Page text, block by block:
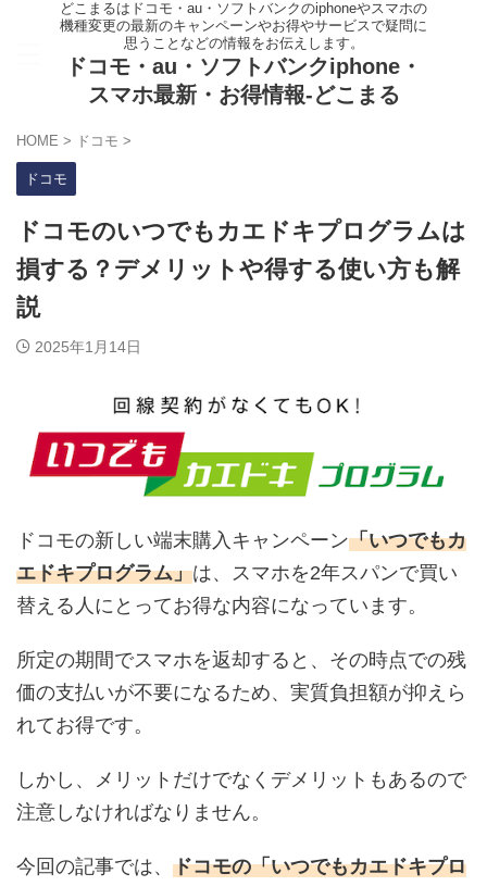
どこまるはドコモ・au・ソフトバンクのiphoneやスマホの
機種変更の最新のキャンペーンやお得やサービスで疑問に
思うことなどの情報をお伝えします。
ドコモ・au・ソフトバンクiphone・
スマホ最新・お得情報-どこまる
HOME > ドコモ >
ドコモ
ドコモのいつでもカエドキプログラムは
損する？デメリットや得する使い方も解
説
2025年1月14日
ドコモの新しい端末購入キャンペーン「いつでもカ
エドキプログラム」は、スマホを2年スパンで買い
替える人にとってお得な内容になっています。
所定の期間でスマホを返却すると、その時点での残
価の支払いが不要になるため、実質負担額が抑えら
れてお得です。
しかし、メリットだけでなくデメリットもあるので
注意しなければなりません。
今回の記事では、 ドコモの「いつでもカエドキプロ